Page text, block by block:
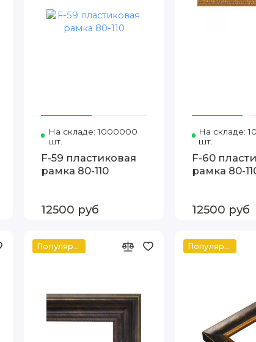
Код товара: Т.8043-С17 80-110 FIA
На складе: 1000000
шт.
Код товара: Т.8043-С11 80-
F-59 пластиковая
рамка 80-110
12500 руб
На складе:
шт.
F-60
рамка 80-
12500 руб
Популярное Популярное